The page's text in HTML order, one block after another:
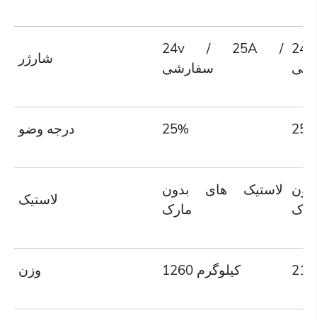
شارژر
24v / 25A /
سفارشی
درجه وضو 25%
لاستیک
لاستیک های بدون
مارک
وزن 1260 کیلوگرم